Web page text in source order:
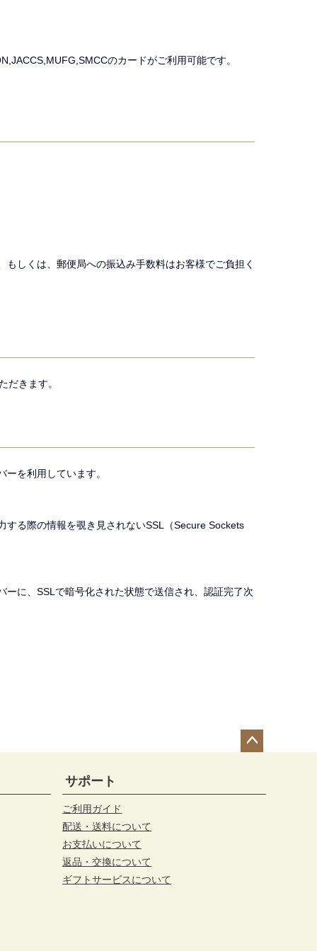
のカードがご利用可能です。
しくは、郵便局への振込み手数料はお客様でご負担く
だきます。
を利用しています。
る際の情報を覗き見されないSSL（Secure Sockets
に、SSLで暗号化された状態で送信され、認証完了次
サポート
ご利用ガイド
配送・送料について
お支払いについて
返品・交換について
ギフトサービスについて